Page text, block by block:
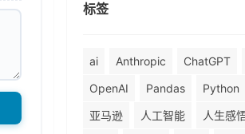
标签
ai Anthropic ChatGPT
OpenAI
Pandas Python
亚马逊
人工智能 人生感